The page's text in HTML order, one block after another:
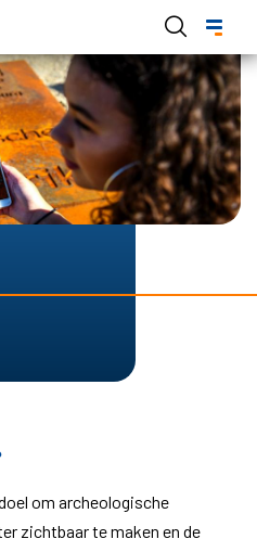
om archeologische
zichtbaar te maken en de